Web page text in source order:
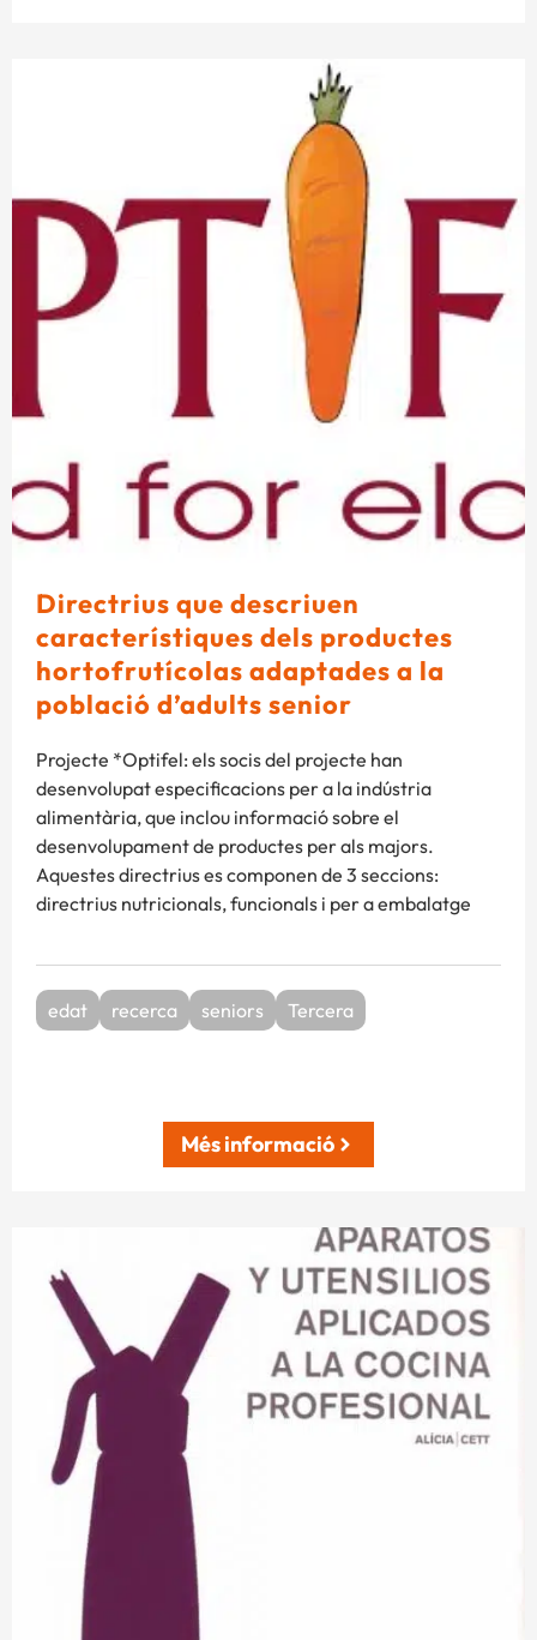
Directrius que descriuen
característiques dels productes
hortofrutícolas adaptades a la
població d’adults senior
Projecte *Optifel: els socis del projecte han
desenvolupat especificacions per a la indústria
alimentària, que inclou informació sobre el
desenvolupament de productes per als majors.
Aquestes directrius es componen de 3 seccions:
directrius nutricionals, funcionals i per a embalatge
edat recerca seniors Tercera
Més informació